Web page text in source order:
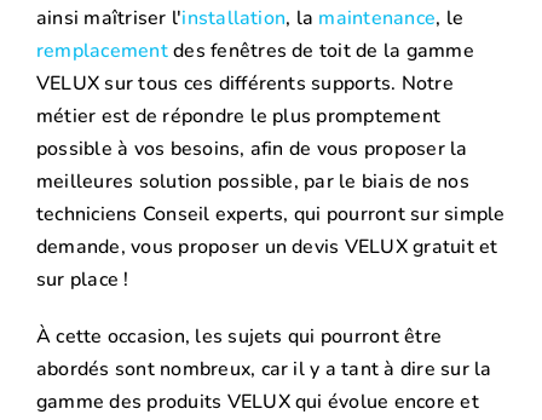
ainsi maîtriser l'installation, la maintenance, le
remplacementdes fenêtres de toit de la gamme
VELUX sur tous ces différents supports. Notre
métier est de répondre le plus promptement
possible à vos besoins, afin de vous proposer la
meilleures solution possible, par le biais de nos
techniciens Conseil experts, qui pourront sur simple
demande, vous proposer un devis VELUX gratuit et
sur place !
À cette occasion, les sujets qui pourront être
abordés sont nombreux, car il y a tant à dire sur la
gamme des produits VELUX qui évolue encore et